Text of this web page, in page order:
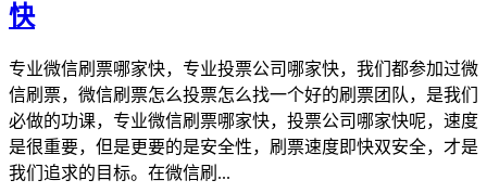
快
专业微信刷票哪家快，专业投票公司哪家快，我们都参加过微
信刷票，微信刷票怎么投票怎么找一个好的刷票团队，是我们
必做的功课，专业微信刷票哪家快，投票公司哪家快呢，速度
是很重要，但是更要的是安全性，刷票速度即快双安全，才是
我们追求的目标。在微信刷...